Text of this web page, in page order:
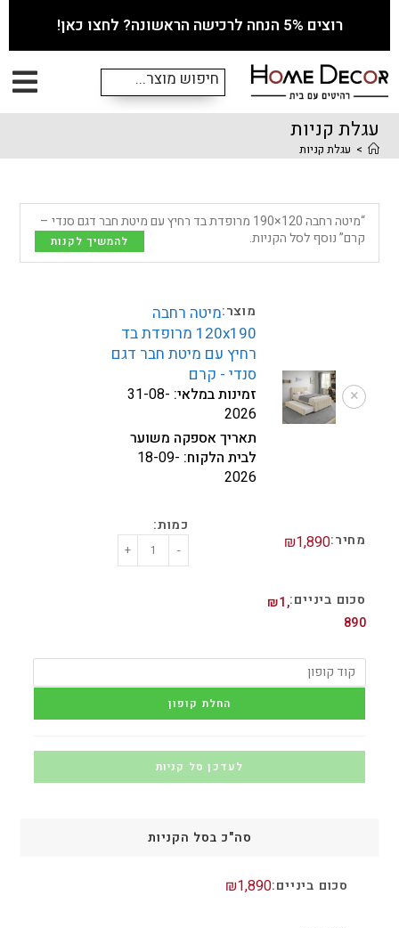
רוצים 5% הנחה לרכישה הראשונה? לחצו כאן!
עגלת קניות
> עגלת קניות
“מיטה רחבה 120×190 מרופדת בד רחיץ עם מיטת חבר דגם סנדי –
קרם” נוסף לסל הקניות.
להמשיך לקנות
×
מיטה רחבה
120x190 מרופדת בד
רחיץ עם מיטת חבר דגם
סנדי - קרם
זמינות במלאי: 31-08-
2026
תאריך אספקה משוער
לבית הלקוח: 18-09-
2026
₪1,890
-
+
₪1,
890
החלת קופון
לעדכן סל קניות
סה"כ בסל הקניות
₪1,890